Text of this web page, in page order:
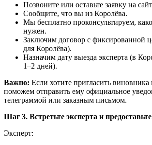
Позвоните или оставьте заявку на
Сообщите, что вы из Королёва.
Мы бесплатно проконсультируем,
нужен.
Заключим договор с фиксированной
для Королёва).
Назначим дату выезда эксперта (в
1–2 дней).
Важно: Если хотите пригласить
поможем отправить ему официальное
телеграммой или заказным письмом.
Шаг 3. Встретьте эксперта и
Эксперт: